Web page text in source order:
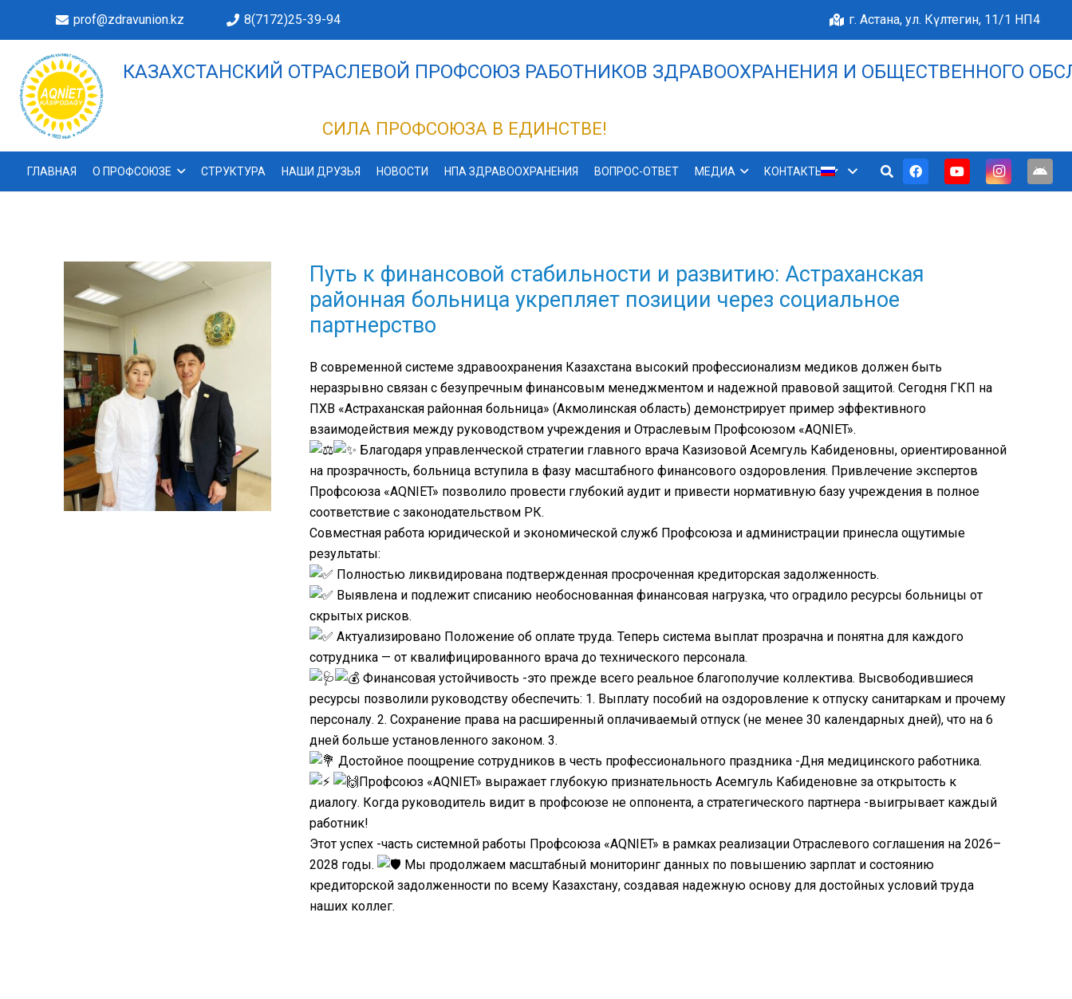
prof@zdravunion.kz 8(7172)25-39-94 г. Астана, ул. Күлтегин, 11/1 НП4
КАЗАХСТАНСКИЙ ОТРАСЛЕВОЙ ПРОФСОЮЗ РАБОТНИКОВ ЗДРАВООХРАНЕНИЯ И ОБЩЕСТВЕННОГО
СИЛА ПРОФСОЮЗА В ЕДИНСТВЕ!
ГЛАВНАЯ О ПРОФСОЮЗЕ СТРУКТУРА НАШИ ДРУЗЬЯ НОВОСТИ НПА ЗДРАВООХРАНЕНИЯ ВОПРОС-ОТВЕТ МЕДИА КОНТАКТЫ
Путь к финансовой стабильности и развитию: Астраханская
районная больница укрепляет позиции через социальное
партнерство
В современной системе здравоохранения Казахстана высокий профессионализм медиков должен быть
неразрывно связан с безупречным финансовым менеджментом и надежной правовой защитой. Сегодня ГКП на
ПХВ «Астраханская районная больница» (Акмолинская область) демонстрирует пример эффективного
взаимодействия между руководством учреждения и Отраслевым Профсоюзом «AQNIET».
Благодаря управленческой стратегии главного врача Казизовой Асемгуль Кабиденовны, ориентированной
на прозрачность, больница вступила в фазу масштабного финансового оздоровления. Привлечение экспертов
Профсоюза «AQNIET» позволило провести глубокий аудит и привести нормативную базу учреждения в полное
соответствие с законодательством РК.
Совместная работа юридической и экономической служб Профсоюза и администрации принесла ощутимые
результаты:
Полностью ликвидирована подтвержденная просроченная кредиторская задолженность.
Выявлена и подлежит списанию необоснованная финансовая нагрузка, что оградило ресурсы больницы от
скрытых рисков.
Актуализировано Положение об оплате труда. Теперь система выплат прозрачна и понятна для каждого
сотрудника — от квалифицированного врача до технического персонала.
Финансовая устойчивость -это прежде всего реальное благополучие коллектива. Высвободившиеся
ресурсы позволили руководству обеспечить: 1. Выплату пособий на оздоровление к отпуску санитаркам и прочему
персоналу. 2. Сохранение права на расширенный оплачиваемый отпуск (не менее 30 календарных дней), что на 6
дней больше установленного законом. 3.
Достойное поощрение сотрудников в честь профессионального праздника -Дня медицинского работника.
Профсоюз «AQNIET» выражает глубокую признательность Асемгуль Кабиденовне за открытость к
диалогу. Когда руководитель видит в профсоюзе не оппонента, а стратегического партнера -выигрывает каждый
работник!
Этот успех -часть системной работы Профсоюза «AQNIET» в рамках реализации Отраслевого соглашения на 2026–
2028 годы.
Мы продолжаем масштабный мониторинг данных по повышению зарплат и состоянию
кредиторской задолженности по всему Казахстану, создавая надежную основу для достойных условий труда
наших коллег.